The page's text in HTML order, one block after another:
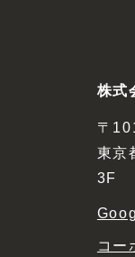
株式
〒
東京
3F
コー